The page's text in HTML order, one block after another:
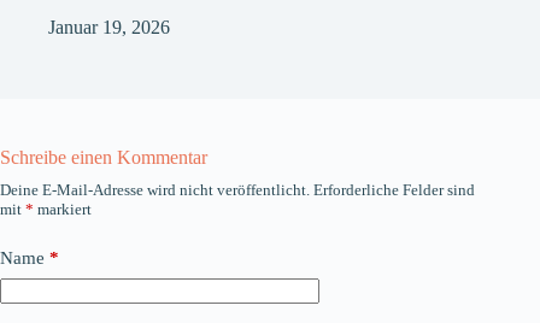
Januar 19, 2026
Schreibe einen Kommentar
Deine E-Mail-Adresse wird nicht veröffentlicht. Erforderliche Felder sind
mit * markiert
Name *